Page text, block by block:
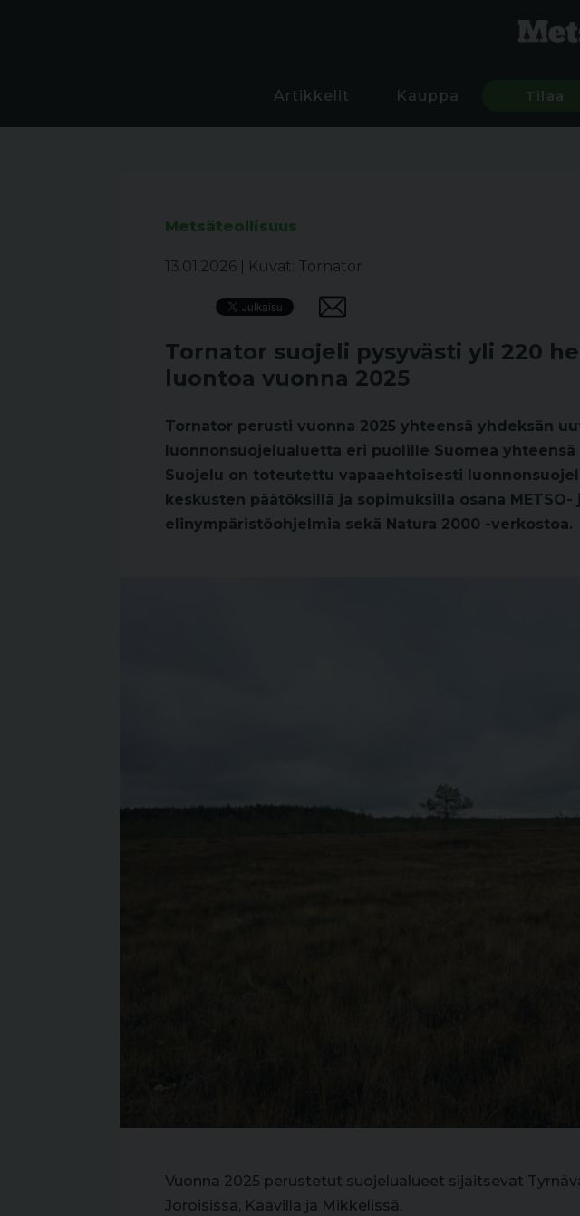
Artikkelit Kauppa Tilaa
Metsäteollisuus
13.01.2026 Kuvat: Tornator
Tornator suojeli pysyvästi yli 220
luontoa vuonna 2025
Tornator perusti vuonna 2025 yhteensä yhdeksän
luonnonsuojelualuetta eri puolille Suomea yhteensä
Suojelu on toteutettu vapaaehtoisesti
keskusten päätöksillä ja sopimuksilla osana METSO-
elinympäristöohjelmia sekä Natura 2000 -verkostoa.
Vuonna 2025 perustetut suojelualueet sijaitsevat
Joroisissa, Kaavilla ja Mikkelissä.